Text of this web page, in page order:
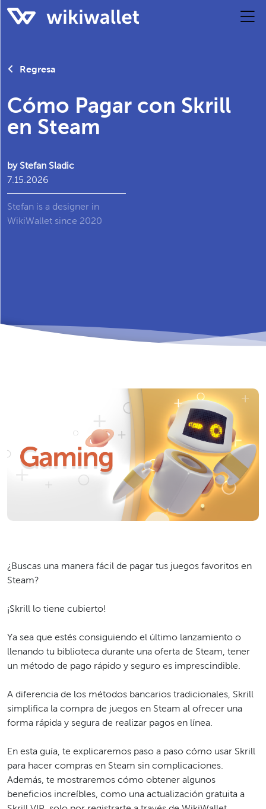
by Stefan Sladic
7.15.2026
Stefan is a designer in
WikiWallet since 2020
Regresa
Cómo Pagar con Skrill
en Steam
¿Buscas una manera fácil de pagar tus juegos favoritos en
Steam?
¡Skrill lo tiene cubierto!
Ya sea que estés consiguiendo el último lanzamiento o
llenando tu biblioteca durante una oferta de Steam, tener
un método de pago rápido y seguro es imprescindible.
A diferencia de los métodos bancarios tradicionales, Skrill
simplifica la compra de juegos en Steam al ofrecer una
forma rápida y segura de realizar pagos en línea.
En esta guía, te explicaremos paso a paso cómo usar Skrill
para hacer compras en Steam sin complicaciones.
Además, te mostraremos cómo obtener algunos
beneficios increíbles, como una actualización gratuita a